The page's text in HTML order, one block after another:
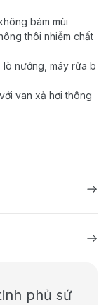
bám mùi
thôi nhiễm chất
nướng, máy rửa b
van xả hơi thông
phủ sứ